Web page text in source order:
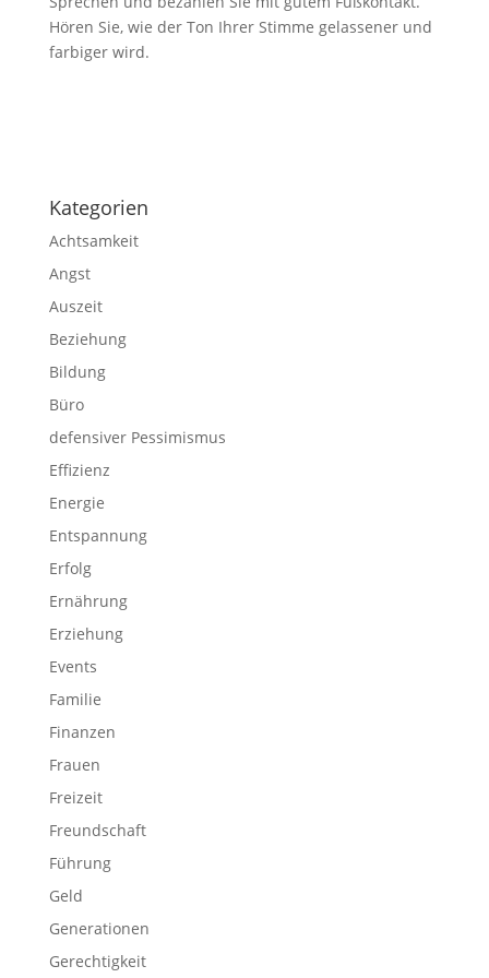
Hören Sie, wie der Ton Ihrer Stimme gelassener und
farbiger wird.
Kategorien
Achtsamkeit
Angst
Auszeit
Beziehung
Bildung
Büro
defensiver Pessimismus
Effizienz
Energie
Entspannung
Erfolg
Ernährung
Erziehung
Events
Familie
Finanzen
Frauen
Freizeit
Freundschaft
Führung
Geld
Generationen
Gerechtigkeit